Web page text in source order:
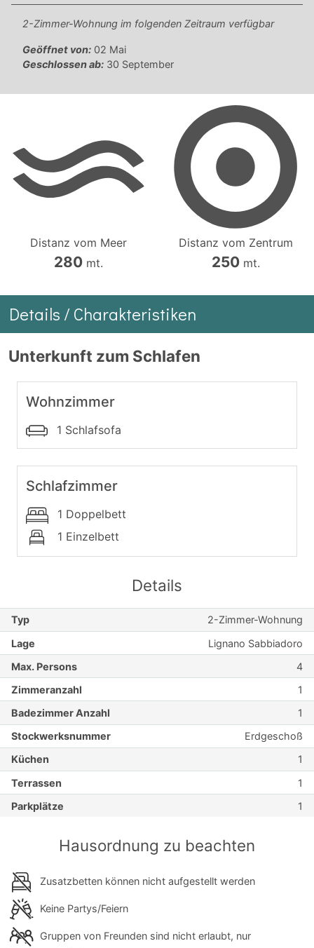
2-Zimmer-Wohnung im folgenden Zeitraum verfügbar
Geöffnet von: 02 Mai
Geschlossen ab: 30 September
Distanz vom Meer
280 mt.
Distanz vom Zentrum
250mt.
Details / Charakteristiken
Unterkunft zum Schlafen
Wohnzimmer
1 Schlafsofa
Schlafzimmer
1 Doppelbett
1 Einzelbett
Details
Typ
2-Zimmer-Wohnung
Lage
Lignano Sabbiadoro
Max. Persons
4
Zimmeranzahl
1
Badezimmer Anzahl
1
Stockwerksnummer
Erdgeschoß
Küchen
1
Terrassen
1
Parkplätze
1
Hausordnung zu beachten
Zusatzbetten können nicht aufgestellt werden
Keine Partys/Feiern
Gruppen von Freunden sind nicht erlaubt, nur